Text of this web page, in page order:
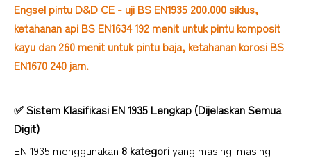
Engsel pintu D&D CE - uji BS EN1935 200.000 siklus,
ketahanan api BS EN1634 192 menit untuk pintu komposit
kayu dan 260 menit untuk pintu baja, ketahanan korosi BS
EN1670 240 jam.
✅Sistem Klasifikasi EN 1935 Lengkap (Dijelaskan Semua
Digit)
EN 1935 menggunakan 8 kategoriyang masing-masing